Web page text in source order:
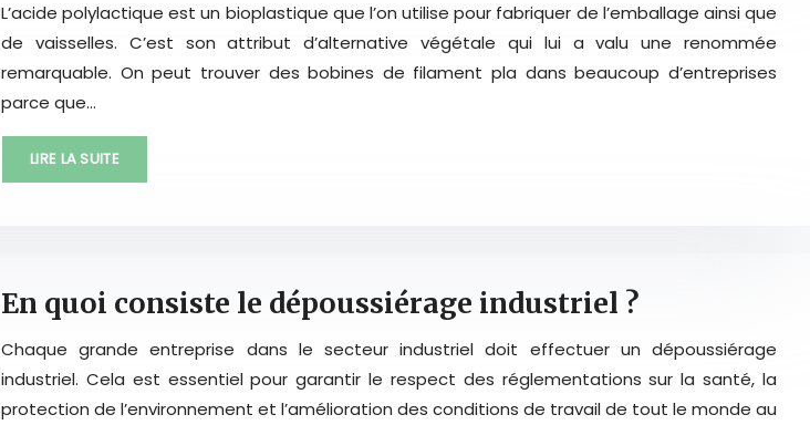
L’acide polylactique est un bioplastique que l’on utilise pour fabriquer de l’emballage ainsi que
de vaisselles. C’est son attribut d’alternative végétale qui lui a valu une renommée
remarquable. On peut trouver des bobines de filament pla dans beaucoup d’entreprises
parce que…
LIRE LA SUITE
En quoi consiste le dépoussiérage industriel ?
Chaque grande entreprise dans le secteur industriel doit effectuer un dépoussiérage
industriel. Cela est essentiel pour garantir le respect des réglementations sur la santé, la
protection de l’environnement et l’amélioration des conditions de travail de tout le monde au